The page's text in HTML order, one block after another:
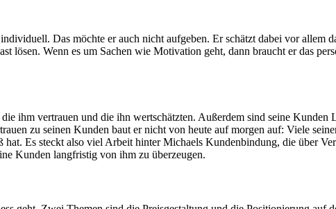
Das möchte er auch nicht aufgeben. Er schätzt dabei vor allem
lösen. Wenn es um Sachen wie Motivation geht, dann braucht er das
ihm vertrauen und die ihn wertschätzten. Außerdem sind seine
zu seinen Kunden baut er nicht von heute auf morgen auf: Viele
Es steckt also viel Arbeit hinter Michaels Kundenbindung, die über
Kunden langfristig von ihm zu überzeugen.